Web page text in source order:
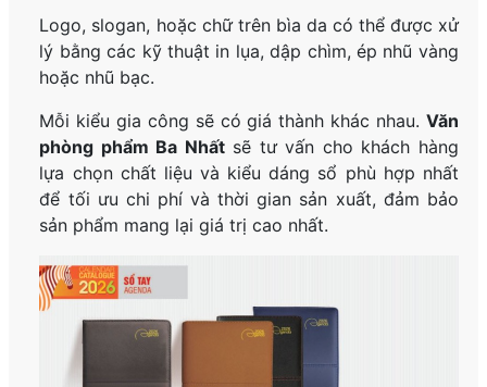
Logo, slogan, hoặc chữ trên bìa da có thể được xử
lý bằng các kỹ thuật in lụa, dập chìm, ép nhũ vàng
hoặc nhũ bạc.
Mỗi kiểu gia công sẽ có giá thành khác nhau. Văn
phòng phẩm Ba Nhấtsẽ tư vấn cho khách hàng
lựa chọn chất liệu và kiểu dáng sổ phù hợp nhất
để tối ưu chi phí và thời gian sản xuất, đảm bảo
sản phẩm mang lại giá trị cao nhất.